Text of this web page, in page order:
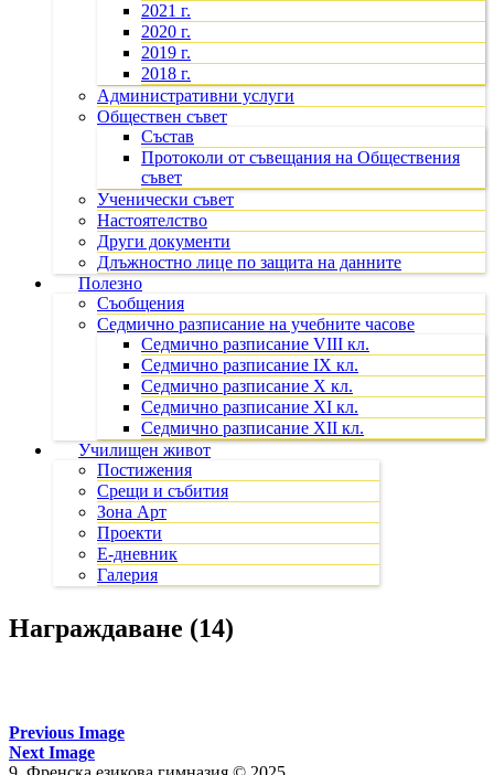
2021 г.
2020 г.
2019 г.
2018 г.
Административни услуги
Обществен съвет
Състав
Протоколи от съвещания на Обществения
съвет
Ученически съвет
Настоятелство
Други документи
Длъжностно лице по защита на данните
Полезно
Съобщения
Седмично разписание на учебните часове
Седмично разписание VIII кл.
Седмично разписание IX кл.
Седмично разписание X кл.
Седмично разписание XI кл.
Седмично разписание XII кл.
Училищен живот
Постижения
Срещи и събития
Зона Арт
Проекти
Е-дневник
Галерия
Награждаване (14)
Previous Image
Next Image